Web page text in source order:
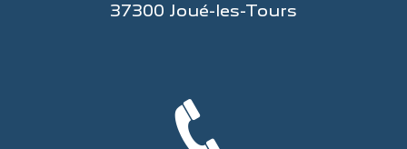
37300 Joué-les-Tours